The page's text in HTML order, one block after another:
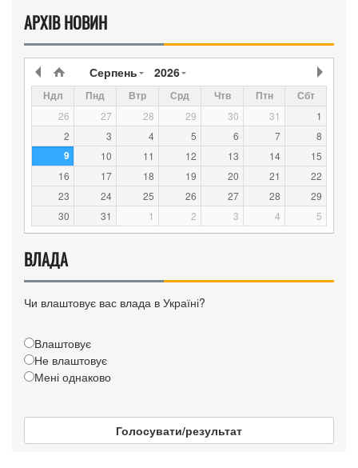
АРХІВ НОВИН
Серпень 2026
Ндл Пнд Втр Срд Чтв Птн Сбт
26 27 28 29 30 31
1
2
3 4 5 6 7 8
9 10 11 12 13 14
15
16
17 18 19 20 21
22
23
24 25 26 27 28
29
30
31 1 2 3 4 5
ВЛАДА
Чи влаштовує вас влада в Україні?
Влаштовує
Не влаштовує
Мені однаково
Голосувати/результат